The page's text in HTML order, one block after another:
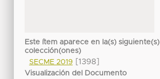
Este ítem aparece en la(s) siguiente(s)
colección(ones)
SECME 2019
[1398]
Visualización del Documento